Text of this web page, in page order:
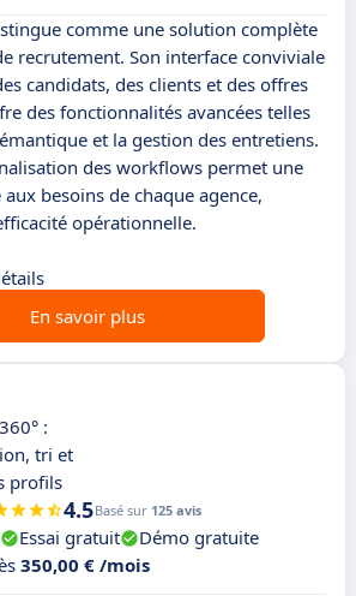
comme une solution complète
recrutement. Son interface conviviale
candidats, des clients et des offres
des fonctionnalités avancées telles
et la gestion des entretiens.
des workflows permet une
besoins de chaque agence,
opérationnelle.
En savoir plus
:
tri et
profils
4.5Basé sur 125 avis
Essai gratuit
Démo gratuite
350,00 € /mois